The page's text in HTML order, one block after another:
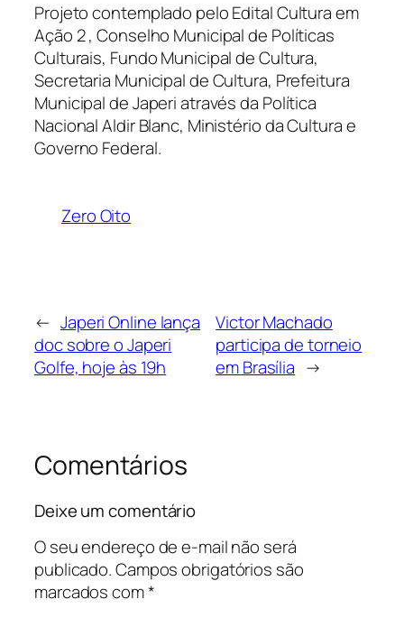
Projeto contemplado pelo Edital Cultura em
Ação 2 , Conselho Municipal de Políticas
Culturais, Fundo Municipal de Cultura,
Secretaria Municipal de Cultura, Prefeitura
Municipal de Japeri através da Política
Nacional Aldir Blanc, Ministério da Cultura e
Governo Federal.
Zero Oito
← Japeri Online lança
doc sobre o Japeri
Golfe, hoje às 19h
Victor Machado
participa de torneio
em Brasília →
Comentários
Deixe um comentário
O seu endereço de e-mail não será
publicado.Campos obrigatórios são
marcados com*